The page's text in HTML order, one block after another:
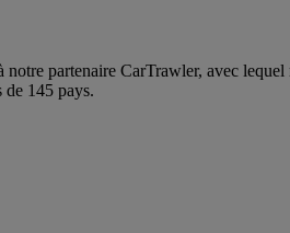
partenaire CarTrawler, avec
de 145 pays.